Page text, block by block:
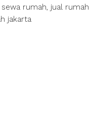
rumah, jual
jakarta